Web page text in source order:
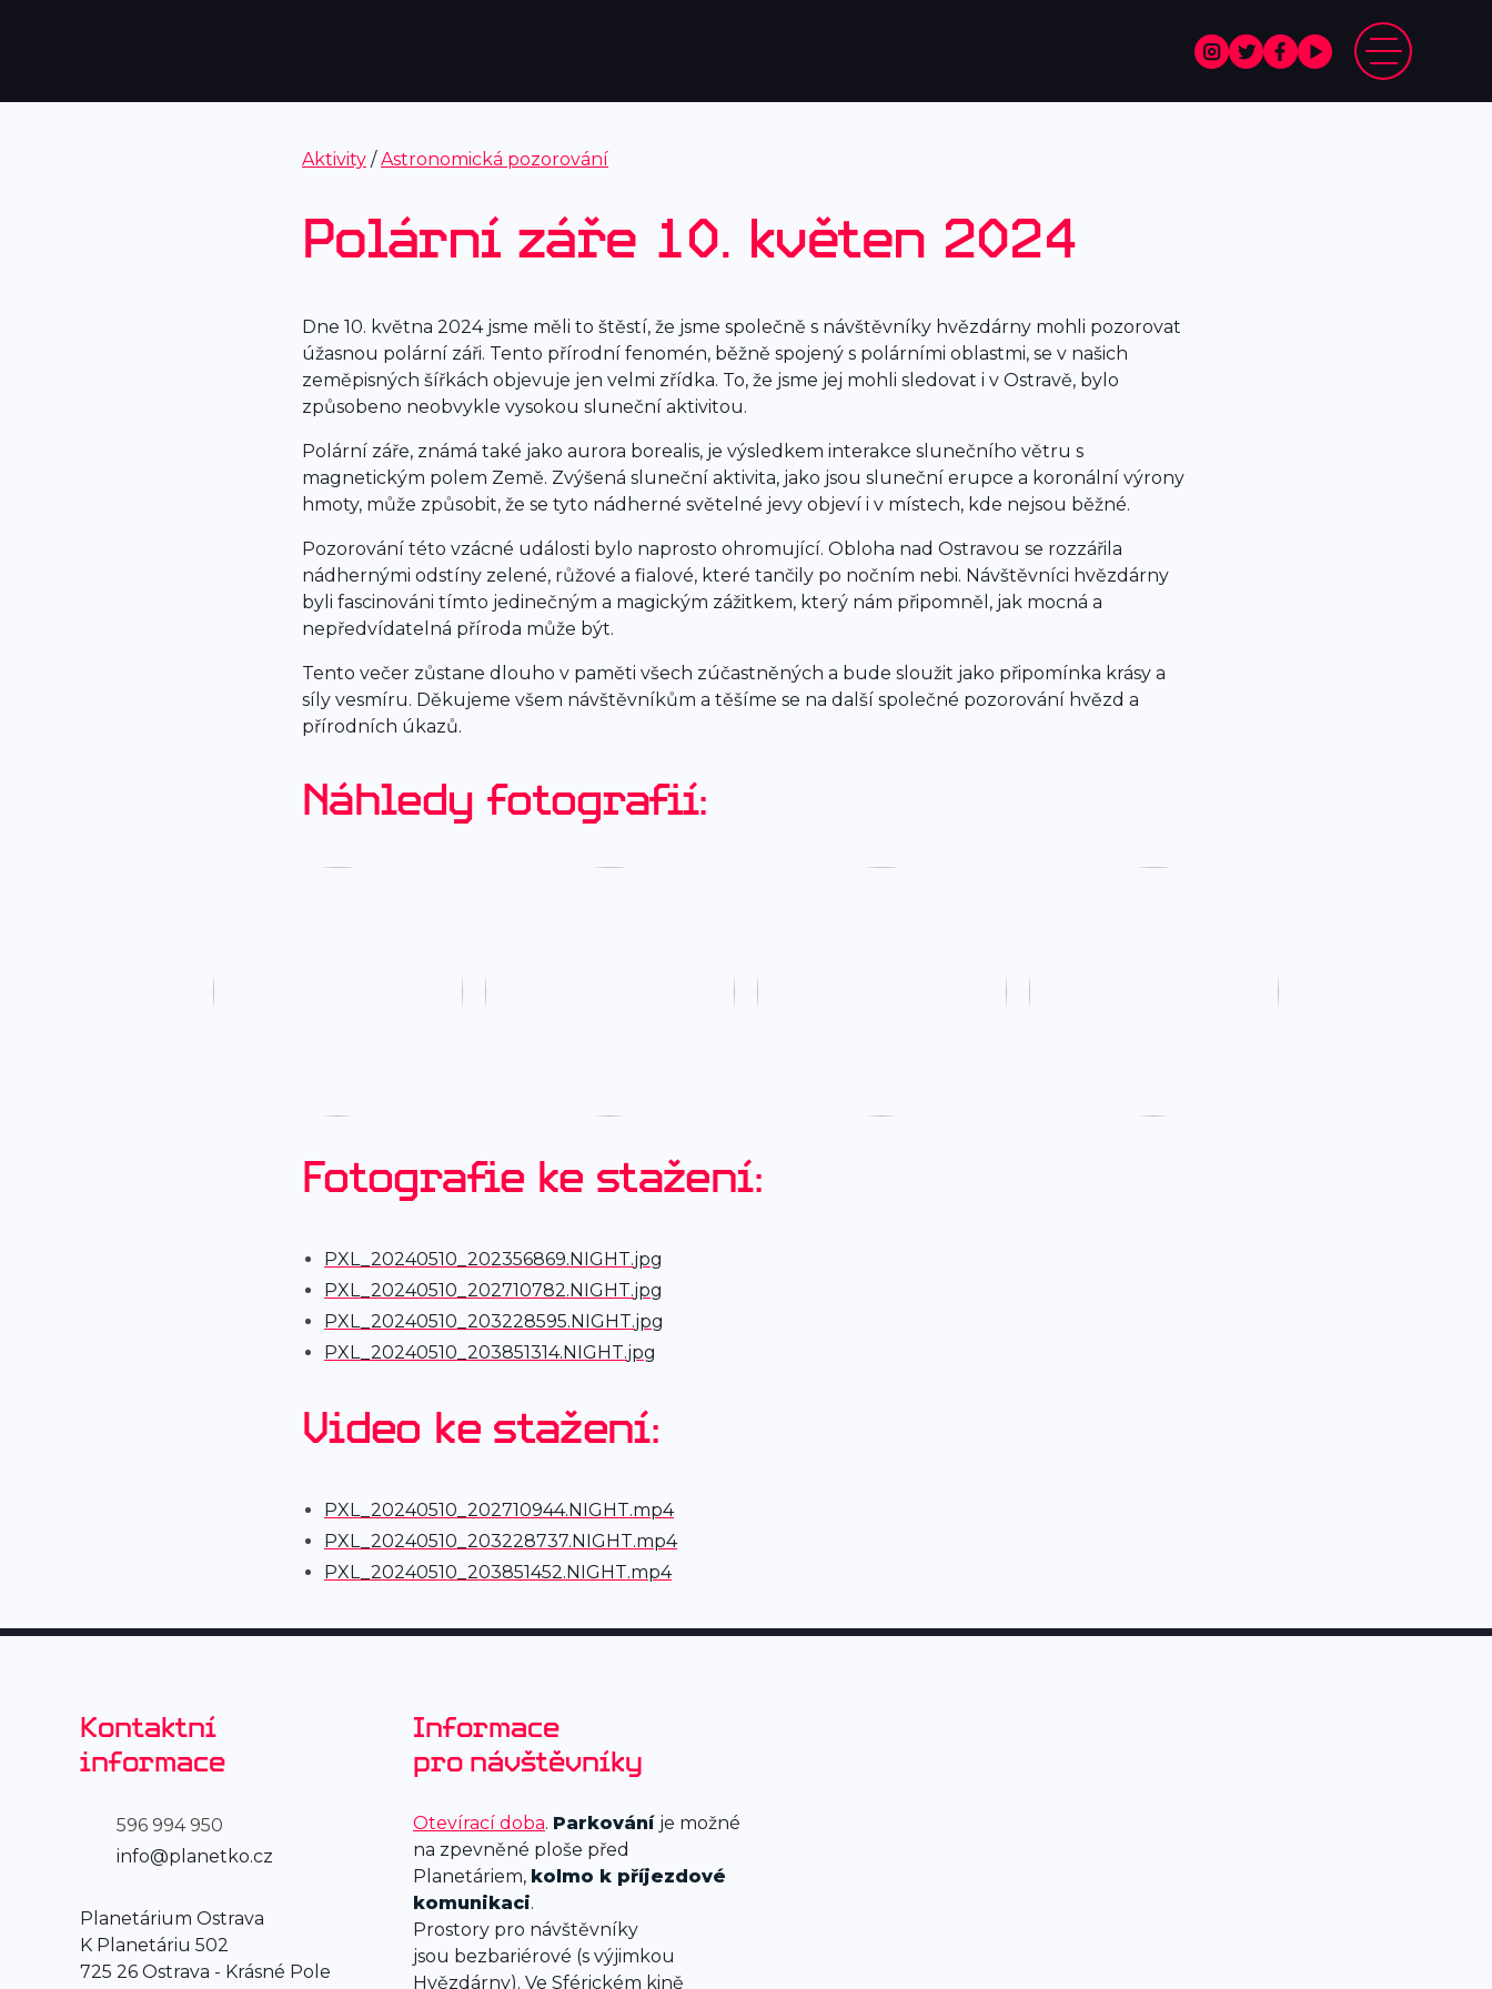
Aktivity /Astronomická pozorování
Polární záře 10. květen 2024
Dne 10. května 2024 jsme měli to štěstí, že jsme společně s návštěvníky hvězdárny mohli pozorovat
úžasnou polární záři. Tento přírodní fenomén, běžně spojený s polárními oblastmi, se v našich
zeměpisných šířkách objevuje jen velmi zřídka. To, že jsme jej mohli sledovat i v Ostravě, bylo
způsobeno neobvykle vysokou sluneční aktivitou.
Polární záře, známá také jako aurora borealis, je výsledkem interakce slunečního větru s
magnetickým polem Země. Zvýšená sluneční aktivita, jako jsou sluneční erupce a koronální výrony
hmoty, může způsobit, že se tyto nádherné světelné jevy objeví i v místech, kde nejsou běžné.
Pozorování této vzácné události bylo naprosto ohromující. Obloha nad Ostravou se rozzářila
nádhernými odstíny zelené, růžové a fialové, které tančily po nočním nebi. Návštěvníci hvězdárny
byli fascinováni tímto jedinečným a magickým zážitkem, který nám připomněl, jak mocná a
nepředvídatelná příroda může být.
Tento večer zůstane dlouho v paměti všech zúčastněných a bude sloužit jako připomínka krásy a
síly vesmíru. Děkujeme všem návštěvníkům a těšíme se na další společné pozorování hvězd a
přírodních úkazů.
Náhledy fotografií:
Fotografie ke stažení:
PXL_20240510_202356869.NIGHT.jpg
PXL_20240510_202710782.NIGHT.jpg
PXL_20240510_203228595.NIGHT.jpg
PXL_20240510_203851314.NIGHT.jpg
Video ke stažení:
PXL_20240510_202710944.NIGHT.mp4
PXL_20240510_203228737.NIGHT.mp4
PXL_20240510_203851452.NIGHT.mp4
Kontaktní
informace
596 994 950
info@planetko.cz
Planetárium Ostrava
K Planetáriu 502
725 26 Ostrava - Krásné Pole
Informace
pro návštěvníky
Otevírací doba. Parkování je možné
na zpevněné ploše před
Planetáriem, kolmo k příjezdové
komunikaci.
Prostory pro návštěvníky
jsou bezbariérové (s výjimkou
Hvězdárny). Ve Sférickém kině